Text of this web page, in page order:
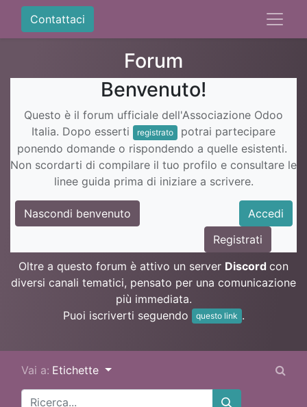
Contattaci
Forum
Benvenuto!
Questo è il forum ufficiale dell'Associazione Odoo
Italia. Dopo esserti
registrato
potrai partecipare
ponendo domande o rispondendo a quelle esistenti.
Non scordarti di compilare il tuo profilo e consultare le
linee guida prima di iniziare a scrivere.
Nascondi benvenuto
Accedi
Registrati
Oltre a questo forum è attivo un server Discord con
diversi canali tematici, pensato per una comunicazione
più immediata.
Puoi iscriverti seguendo
questo link .
Vai a: Etichette